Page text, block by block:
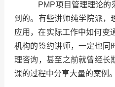
PMP项目管理理论的
到的。有些讲师纯学院派，
应用，在实际工作中如何变
机构的签约讲师，一定也同
理咨询，甚至之前就曾经长
课的过程中分享大量的案例。